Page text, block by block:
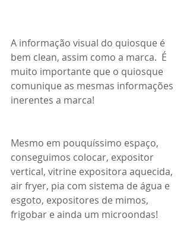
A informação visual do quiosque é
bem clean, assim como a marca.  É
muito importante que o quiosque
comunique as mesmas informações
inerentes a marca!
Mesmo em pouquíssimo espaço,
conseguimos colocar, expositor
vertical, vitrine expositora aquecida,
air fryer, pia com sistema de água e
esgoto, expositores de mimos,
frigobar e ainda um microondas!